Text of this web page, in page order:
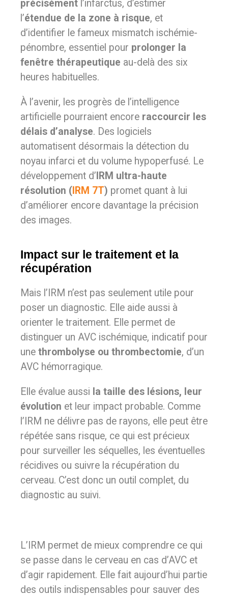
précisément l’infarctus, d’estimer
l’étendue de la zone à risque, et
d’identifier le fameux mismatch ischémie-
pénombre, essentiel pour prolonger la
fenêtre thérapeutique au-delà des six
heures habituelles.
À l’avenir, les progrès de l’intelligence
artificielle pourraient encore raccourcir les
délais d’analyse. Des logiciels
automatisent désormais la détection du
noyau infarci et du volume hypoperfusé. Le
développement d’ IRM ultra-haute
résolution ( IRM 7T) promet quant à lui
d’améliorer encore davantage la précision
des images.
Impact sur le traitement et la
récupération
Mais l’IRM n’est pas seulement utile pour
poser un diagnostic. Elle aide aussi à
orienter le traitement. Elle permet de
distinguer un AVC ischémique, indicatif pour
une thrombolyse ou thrombectomie, d’un
AVC hémorragique.
Elle évalue aussi la taille des lésions, leur
évolution et leur impact probable. Comme
l’IRM ne délivre pas de rayons, elle peut être
répétée sans risque, ce qui est précieux
pour surveiller les séquelles, les éventuelles
récidives ou suivre la récupération du
cerveau. C’est donc un outil complet, du
diagnostic au suivi.
L’IRM permet de mieux comprendre ce qui
se passe dans le cerveau en cas d’AVC et
d’agir rapidement. Elle fait aujourd’hui partie
des outils indispensables pour sauver des